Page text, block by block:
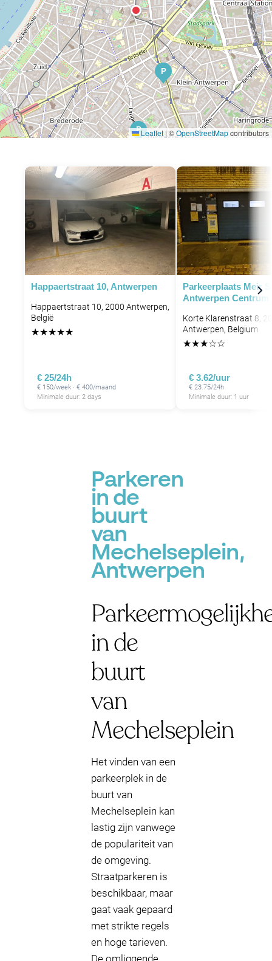
P
P
P
Leaflet | ©OpenStreetMapcontributors
Happaertstraat 10, Antwerpen
Happaertstraat 10, 2000 Antwerpen,
België
★★★★★
€ 25/24h
€ 150/week · € 400/maand
Minimale duur: 2 days
Parkeerplaats Meir
Antwerpen Centrum
Korte Klarenstraat 8,
Antwerpen, Belgium
★★★☆☆
€ 3.62/uur
€ 23.75/24h
Minimale duur: 1 uur
Parkeren
in de
buurt
van
Mechelseplein,
Antwerpen
in de
buurt
van
Mechelseplein
Het vinden van een
parkeerplek in de
buurt van
Mechelseplein kan
lastig zijn vanwege
de populariteit van
de omgeving.
Straatparkeren is
beschikbaar, maar
gaat vaak gepaard
met strikte regels
en hoge tarieven.